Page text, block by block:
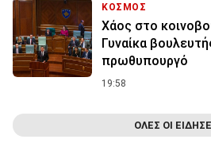
ΚΟΣΜΟΣ
Χάος στο
Γυναίκα
πρωθυπουργό
19:58
ΟΛΕΣ ΟΙ